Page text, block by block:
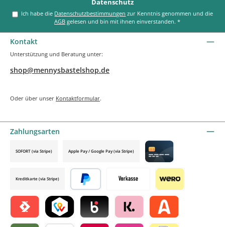
Datenschutz
Ich habe die Datenschutzbestimmungen
AGB gelesen und bin mit ihnen einverstanden.*
Kontakt
Unterstützung und Beratung unter:
shop@mennysbastelshop.de
Oder über unser Kontaktformular.
Zahlungsarten
Vorkasse Wero
Satispay by mollieTWINT by mollieBlik by mollieKlarna by mollieAlma by mollie
SOFORT (via Stripe) Apple Pay / Google Pay (via Stripe)
Credit card by mollie
Kreditkarte (via Stripe)
Später bezahlen